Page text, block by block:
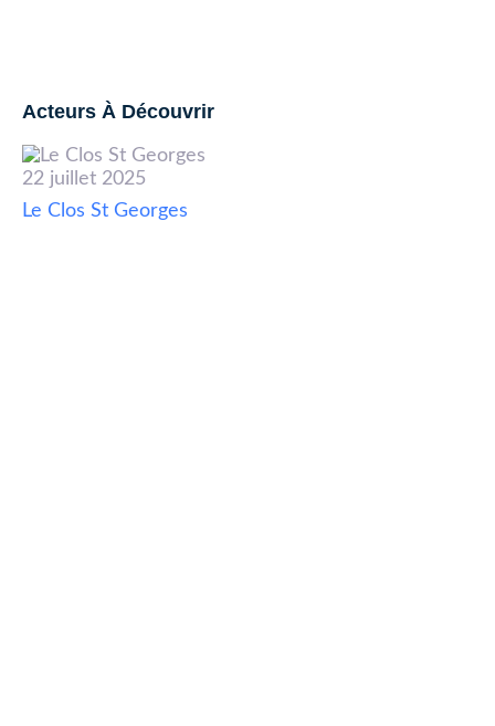
Acteurs À Découvrir
22 juillet 2025
Le Clos St Georges